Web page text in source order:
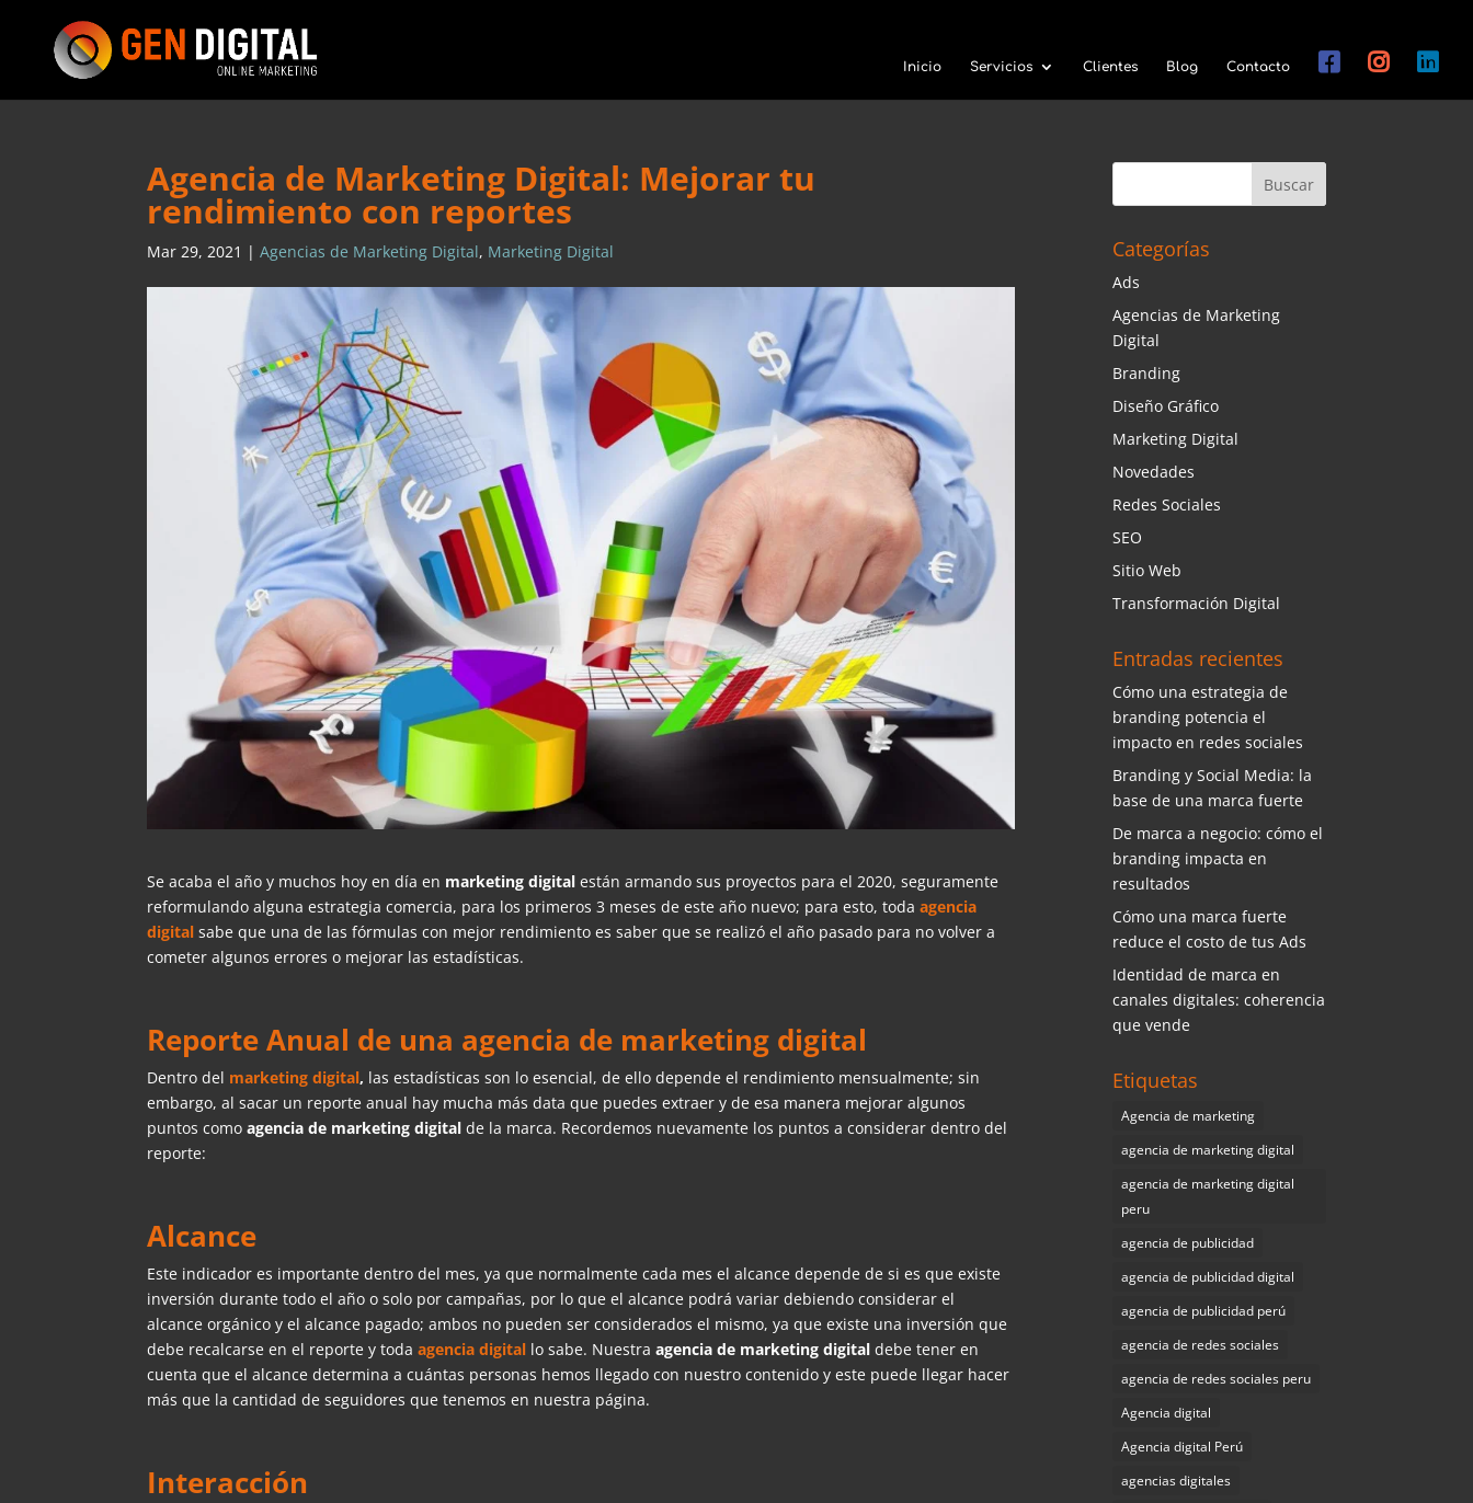
Inicio Servicios Clientes Blog Contacto
Agencia de Marketing Digital: Mejorar tu
rendimiento con reportes
Mar 29, 2021 |Agencias de Marketing Digital, Marketing Digital
Se acaba el año y muchos hoy en día en marketing digital están armando sus proyectos para el 2020, seguramente
reformulando alguna estrategia comercia, para los primeros 3 meses de este año nuevo; para esto, todaagencia
digital sabe que una de las fórmulas con mejor rendimiento es saber que se realizó el año pasado para no volver a
cometer algunos errores o mejorar las estadísticas.
Reporte Anual de una agencia de marketing digital
Dentro del marketing digital, las estadísticas son lo esencial, de ello depende el rendimiento mensualmente; sin
embargo, al sacar un reporte anual hay mucha más data que puedes extraer y de esa manera mejorar algunos
puntos comoagencia de marketing digital de la marca. Recordemos nuevamente los puntos a considerar dentro del
reporte:
Alcance
Este indicador es importante dentro del mes, ya que normalmente cada mes el alcance depende de si es que existe
inversión durante todo el año o solo por campañas, por lo que el alcance podrá variar debiendo considerar el
alcance orgánico y el alcance pagado; ambos no pueden ser considerados el mismo, ya que existe una inversión que
debe recalcarse en el reporte y todaagencia digital lo sabe. Nuestraagencia de marketing digital debe tener en
cuenta que el alcance determina a cuántas personas hemos llegado con nuestro contenido y este puede llegar hacer
más que la cantidad de seguidores que tenemos en nuestra página.
Interacción
Categorías
Ads
Agencias de Marketing
Digital
Branding
Diseño Gráfico
Marketing Digital
Novedades
Redes Sociales
SEO
Sitio Web
Transformación Digital
Entradas recientes
Cómo una estrategia de
branding potencia el
impacto en redes sociales
Branding y Social Media: la
base de una marca fuerte
De marca a negocio: cómo el
branding impacta en
resultados
Cómo una marca fuerte
reduce el costo de tus Ads
Identidad de marca en
canales digitales: coherencia
que vende
Etiquetas
Agencia de marketing
agencia de marketing digital
agencia de marketing digital
peru
agencia de publicidad
agencia de publicidad digital
agencia de publicidad perú
agencia de redes sociales
agencia de redes sociales peru
Agencia digital
Agencia digital Perú
agencias digitales